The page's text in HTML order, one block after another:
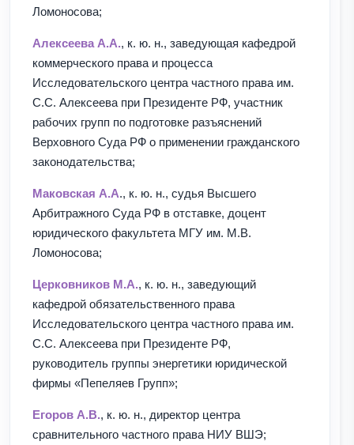
Ломоносова;
Алексеева А.А., к. ю. н., заведующая кафедрой
коммерческого права и процесса
Исследовательского центра частного права им.
С.С. Алексеева при Президенте РФ, участник
рабочих групп по подготовке разъяснений
Верховного Суда РФ о применении гражданского
законодательства;
Маковская А.А., к. ю. н., судья Высшего
Арбитражного Суда РФ в отставке, доцент
юридического факультета МГУ им. М.В.
Ломоносова;
Церковников М.А., к. ю. н., заведующий
кафедрой обязательственного права
Исследовательского центра частного права им.
С.С. Алексеева при Президенте РФ,
руководитель группы энергетики юридической
фирмы «Пепеляев Групп»;
Егоров А.В., к. ю. н., директор центра
сравнительного частного права НИУ ВШЭ;